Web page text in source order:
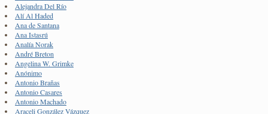
Alejandra Del Río
Alí Al Haded
Ana de Santana
Ana Istasrú
Analía Norak
André Breton
Angelina W. Grimke
Anónimo
Antonio Brañas
Antonio Casares
Antonio Machado
Araceli González Vázquez